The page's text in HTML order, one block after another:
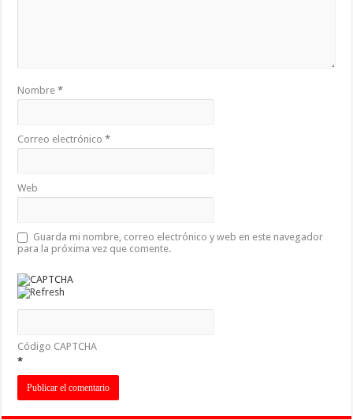
Nombre*
Correo electrónico*
Web
Guarda mi nombre, correo electrónico y web en este navegador
para la próxima vez que comente.
Código CAPTCHA
*